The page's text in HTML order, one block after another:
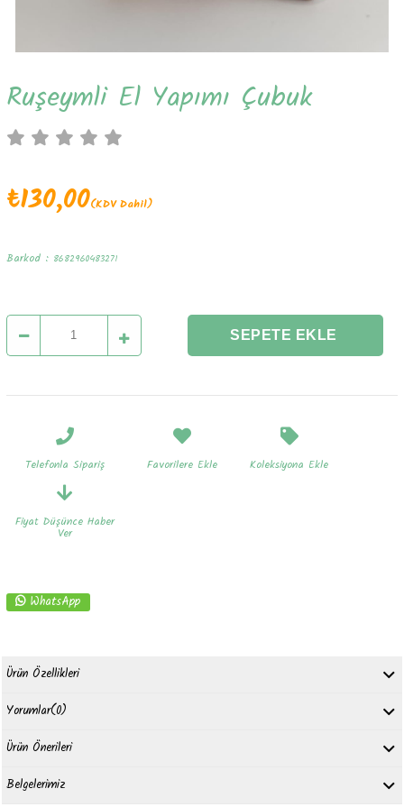
Ruşeymli El Yapımı Çubuk
₺130,00(KDV Dahil)
Barkod : 8682960483271
Telefonla Sipariş Favorilere Ekle Koleksiyona Ekle
Fiyat Düşünce Haber
Ver
WhatsApp
Ürün Özellikleri
Yorumlar(0)
Ürün Önerileri
Belgelerimiz